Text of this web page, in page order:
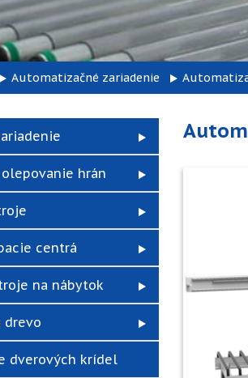
Automatizačné zariadenie
hrán
centrá
na nábytok
drevo
dverových krídel